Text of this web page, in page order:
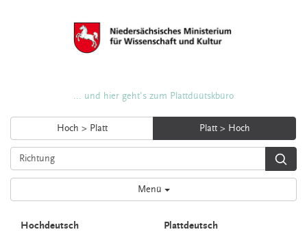
... und hier geht's zum Plattdüütskbüro
Hoch > Platt Platt > Hoch
Menü
Hochdeutsch Plattdeutsch